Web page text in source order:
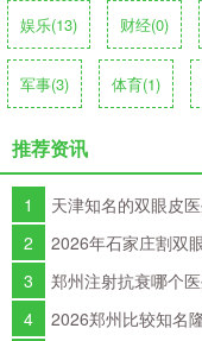
娱乐(13) 财经(0)
军事(3) 体育(1)
推荐资讯
1
天津知名的双眼皮
妍、夏红福、毕小丽谁
2
2026年石家庄割双
刚、毛俊涛、丁庆丰、
霞
3
郑州注射抗衰哪个
王妍芝、唐喜、李娟、
4
2026郑州比较知名